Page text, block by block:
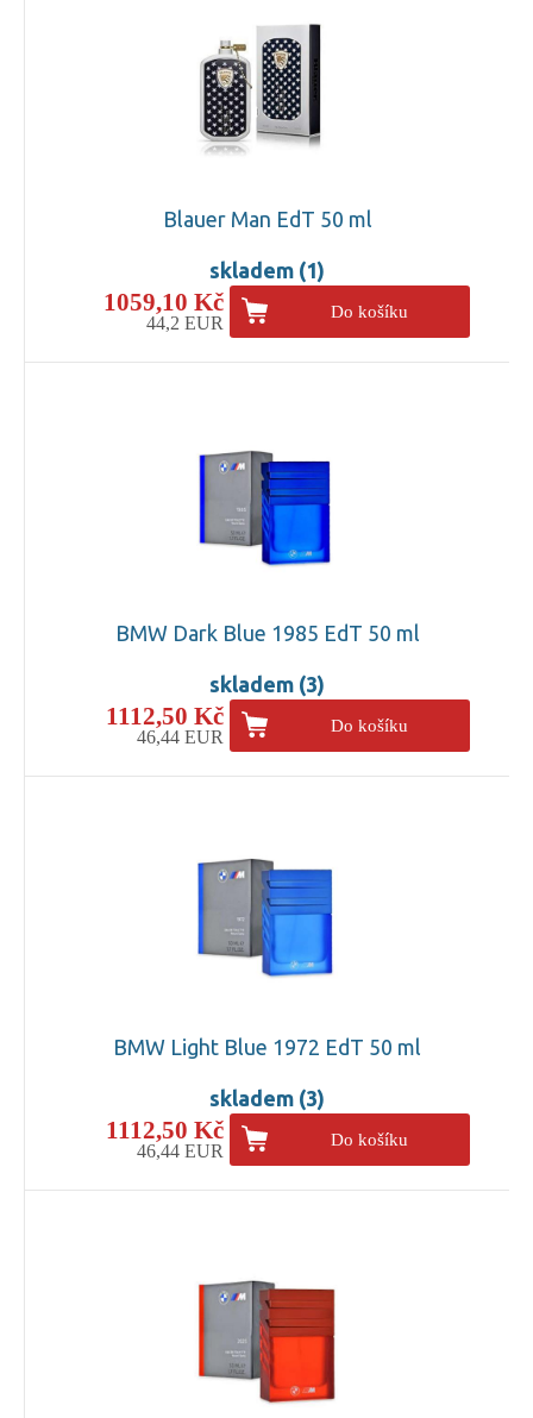
Blauer Man EdT 50 ml
skladem (1)
1059,10 Kč
44,2 EUR
Do košíku
BMW Dark Blue 1985 EdT 50 ml
skladem (3)
1112,50 Kč
46,44 EUR
Do košíku
BMW Light Blue 1972 EdT 50 ml
skladem (3)
1112,50 Kč
46,44 EUR
Do košíku